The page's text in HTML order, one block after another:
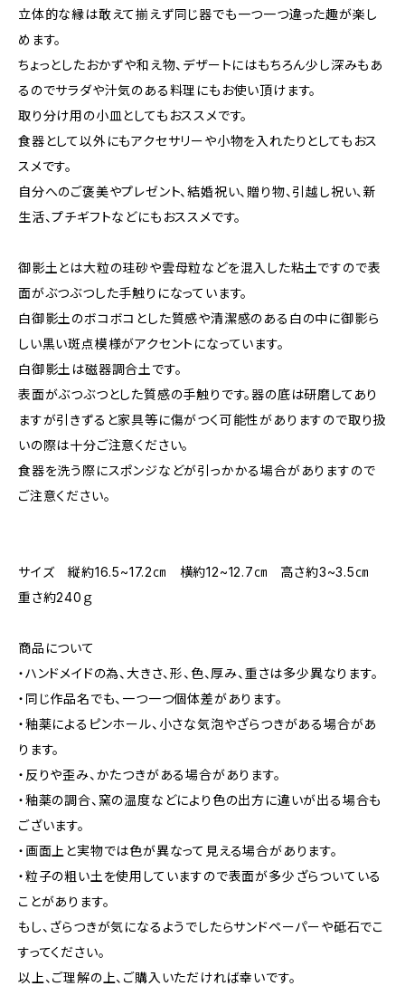
立体的な縁は敢えて揃えず同じ器でも一つ一つ違った趣が楽し
めます。
ちょっとしたおかずや和え物、デザートにはもちろん少し深みもあ
るのでサラダや汁気のある料理にもお使い頂けます。
取り分け用の小皿としてもおススメです。
食器として以外にもアクセサリーや小物を入れたりとしてもおス
スメです。
自分へのご褒美やプレゼント、結婚祝い、贈り物、引越し祝い、新
生活、プチギフトなどにもおススメです。
御影土とは大粒の珪砂や雲母粒などを混入した粘土ですので表
面がぶつぶつした手触りになっています。
白御影土のボコボコとした質感や清潔感のある白の中に御影ら
しい黒い斑点模様がアクセントになっています。
白御影土は磁器調合土です。
表面がぶつぶつとした質感の手触りです。器の底は研磨してあり
ますが引きずると家具等に傷がつく可能性がありますので取り扱
いの際は十分ご注意ください。
食器を洗う際にスポンジなどが引っかかる場合がありますので
ご注意ください。
サイズ 縦約16.5~17.2㎝ 横約12~12.7㎝ 高さ約3~3.5㎝
重さ約240ｇ
商品について
・ハンドメイドの為、大きさ、形、色、厚み、重さは多少異なります。
・同じ作品名でも、一つ一つ個体差があります。
・釉薬によるピンホール、小さな気泡やざらつきがある場合があ
ります。
・反りや歪み、かたつきがある場合があります。
・釉薬の調合、窯の温度などにより色の出方に違いが出る場合も
ございます。
・画面上と実物では色が異なって見える場合があります。
・粒子の粗い土を使用していますので表面が多少ざらついている
ことがあります。
もし、ざらつきが気になるようでしたらサンドペーパーや砥石でこ
すってください。
以上、ご理解の上、ご購入いただければ幸いです。